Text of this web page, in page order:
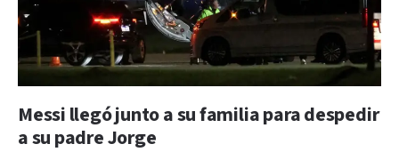
Messi llegó junto a su familia para despedir
a su padre Jorge